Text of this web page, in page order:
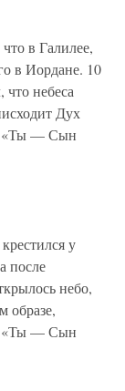
в Галилее,
в Иордане. 10
небеса
Дух
«Ты — Сын
у
после
небо,
образе,
«Ты — Сын